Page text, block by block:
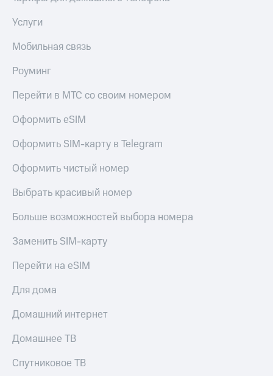
доход 15%
переводы
Пополнить
номер
МТС
Настройки
автоплатежа
Пополнить
другого
интернета
ТВ
Переводы
телефона
на карту
МТС Pay
покупке
Услуги
Мобильная связь
Роуминг
Перейти в МТС со своим номером
Оформить eSIM
Оформить SIM-карту в Telegram
Оформить чистый номер
Выбрать красивый номер
Больше возможностей выбора номера
Заменить SIM-карту
Перейти на eSIM
Для дома
Домашний интернет
Домашнее ТВ
Спутниковое ТВ